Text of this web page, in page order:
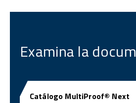
Examina la
Catálogo MultiProof® Next